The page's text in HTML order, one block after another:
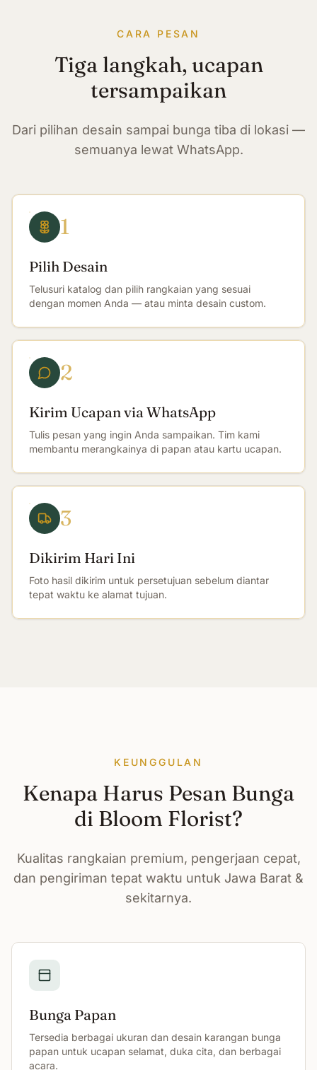
CARA PESAN
Tiga langkah, ucapan
tersampaikan
Dari pilihan desain sampai bunga tiba di lokasi —
semuanya lewat WhatsApp.
1
Pilih Desain
Telusuri katalog dan pilih rangkaian yang sesuai
dengan momen Anda — atau minta desain custom.
2
Kirim Ucapan via WhatsApp
Tulis pesan yang ingin Anda sampaikan. Tim kami
membantu merangkainya di papan atau kartu ucapan.
3
Dikirim Hari Ini
Foto hasil dikirim untuk persetujuan sebelum diantar
tepat waktu ke alamat tujuan.
KEUNGGULAN
Kenapa Harus Pesan Bunga
di Bloom Florist?
Kualitas rangkaian premium, pengerjaan cepat,
dan pengiriman tepat waktu untuk Jawa Barat &
sekitarnya.
Bunga Papan
Tersedia berbagai ukuran dan desain karangan bunga
papan untuk ucapan selamat, duka cita, dan berbagai
acara.